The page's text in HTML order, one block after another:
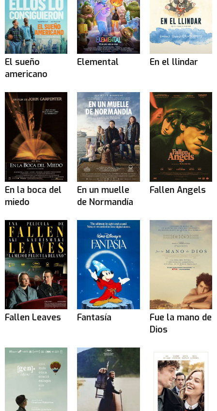
El sueño
americano
Elemental En el llindar
En la boca del
miedo
En un muelle
de Normandía
Fallen Angels
Fallen Leaves Fantasía
Fue la mano de
Dios